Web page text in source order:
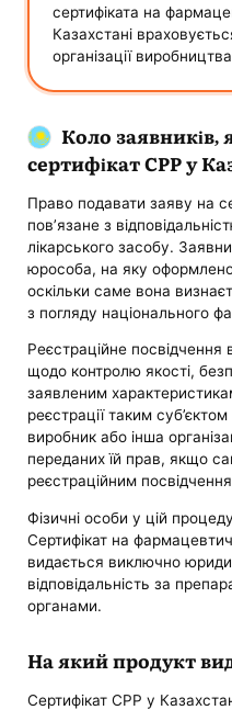
сертифіката на
Казахстані
організації
Коло заявників,
сертифікат CPP у
Право подавати заяву на
пов’язане з
лікарського засобу.
юрособа, на яку
оскільки саме вона
з погляду національного
Реєстраційне посвідчення
щодо контролю якості,
заявленим
реєстрації таким
виробник або інша
переданих їй прав, якщо
реєстраційним
Фізичні особи у цій
Сертифікат на
видається виключно
відповідальність за
органами.
На який продукт
Сертифікат CPP у